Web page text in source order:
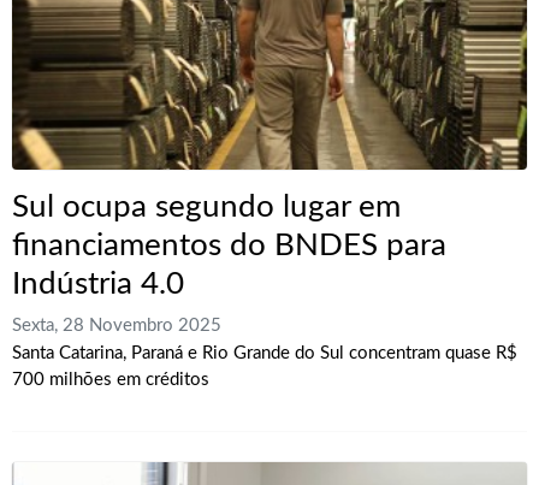
Sul ocupa segundo lugar em
financiamentos do BNDES para
Indústria 4.0
Sexta, 28 Novembro 2025
Santa Catarina, Paraná e Rio Grande do Sul concentram quase R$
700 milhões em créditos